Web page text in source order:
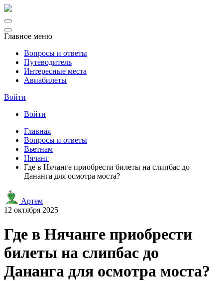
Главное меню
Вопросы и ответы
Путеводитель
Интересные места
Авиабилеты
Войти
Войти
Главная
Вопросы и ответы
Вьетнам
Нячанг
Где в Нячанге приобрести билеты на слипбас до
Дананга для осмотра моста?
Артем
12 октября 2025
Где в Нячанге приобрести
билеты на слипбас до
Дананга для осмотра моста?